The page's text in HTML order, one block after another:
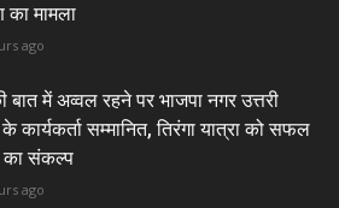
का मामला
ago
बात में अव्वल रहने पर भाजपा नगर उत्तरी
कार्यकर्ता सम्मानित, तिरंगा यात्रा को सफल
का संकल्प
ago